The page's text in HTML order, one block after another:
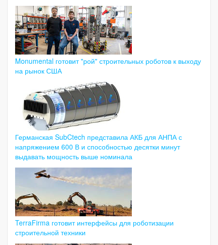
Monumental готовит "рой" строительных роботов к выходу
на рынок США
Германская SubCtech представила АКБ для АНПА с
напряжением 600 В и способностью десятки минут
выдавать мощность выше номинала
TerraFirma готовит интерфейсы для роботизации
строительной техники